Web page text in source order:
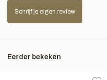
Schrijf je eigen review
Eerder bekeken